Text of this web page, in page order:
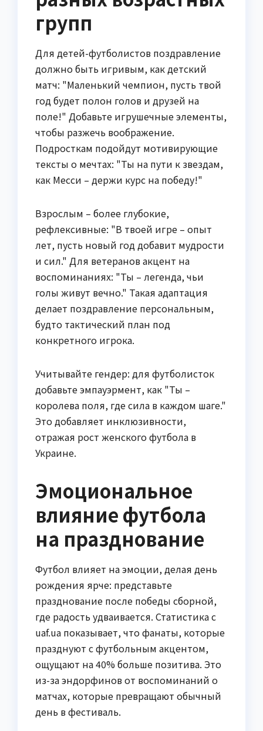
групп
Для детей-футболистов поздравление
должно быть игривым, как детский
матч: "Маленький чемпион, пусть твой
год будет полон голов и друзей на
поле!" Добавьте игрушечные элементы,
чтобы разжечь воображение.
Подросткам подойдут мотивирующие
тексты о мечтах: "Ты на пути к звездам,
как Месси – держи курс на победу!"
Взрослым – более глубокие,
рефлексивные: "В твоей игре – опыт
лет, пусть новый год добавит мудрости
и сил." Для ветеранов акцент на
воспоминаниях: "Ты – легенда, чьи
голы живут вечно." Такая адаптация
делает поздравление персональным,
будто тактический план под
конкретного игрока.
Учитывайте гендер: для футболисток
добавьте эмпауэрмент, как "Ты –
королева поля, где сила в каждом шаге."
Это добавляет инклюзивности,
отражая рост женского футбола в
Украине.
Эмоциональное
влияние футбола
на празднование
Футбол влияет на эмоции, делая день
рождения ярче: представьте
празднование после победы сборной,
где радость удваивается. Статистика с
uaf.ua показывает, что фанаты, которые
празднуют с футбольным акцентом,
ощущают на 40% больше позитива. Это
из-за эндорфинов от воспоминаний о
матчах, которые превращают обычный
день в фестиваль.